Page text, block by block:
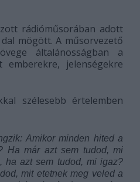
rádióműsorában adott
mögött. A műsorvezető
általánosságban a
jelenségekre
szélesebb értelemben
Amikor minden hited a
Ha már azt sem tudod, mi
ha azt sem tudod, mi igaz?
mit etetnek meg veled a